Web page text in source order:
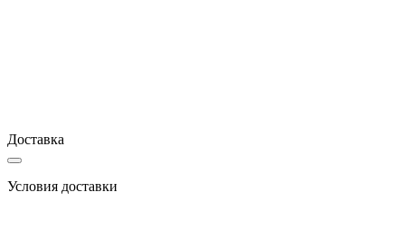
Доставка
Условия доставки